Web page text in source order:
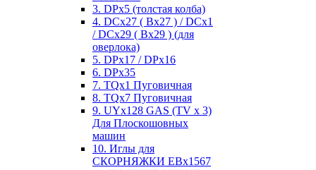
3. DPx5 (толстая колба)
4. DCx27 ( Bx27 ) / DCx1
/ DCx29 ( Bx29 ) (для
оверлока)
5. DPx17 / DPx16
6. DPx35
7. TQx1 Пуговичная
8. TQx7 Пуговичная
9. UYx128 GAS (TV x 3)
Для Плоскошовных
машин
10. Иглы для
СКОРНЯЖКИ EBx1567